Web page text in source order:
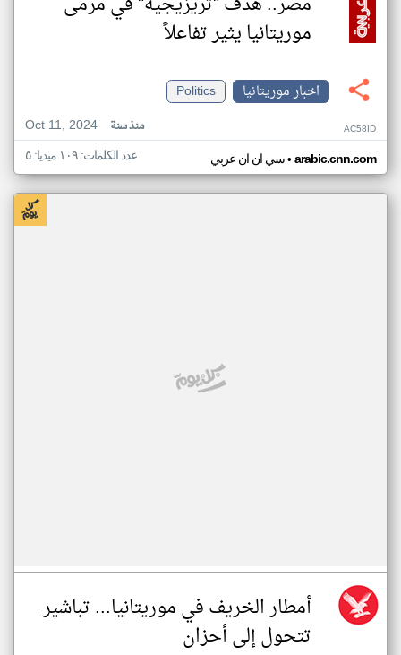
موريتانيا يثير تفاعلاً
اخبار موريتانيا
Politics
Oct 11, 2024
منذ سنة AC58ID
سي ان ان عربي• arabic.cnn.com عدد الكلمات: ١٠٩ ميديا: ٥
أمطار الخريف في موريتانيا... تباشير
تتحول إلى أحزان